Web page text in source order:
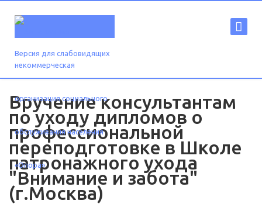
Версия для слабовидящих
Вручение консультантам
по уходу дипломов о
профессиональной
переподготовке в Школе
патронажного ухода
"Внимание и забота"
(г.Москва)